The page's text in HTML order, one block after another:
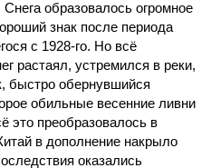
образовалось огромное
знак после периода
с 1928-го. Но всё
растаял, устремился в реки,
быстро обернувшийся
обильные весенние ливни
это преобразовалось в
в дополнение накрыло
оказались